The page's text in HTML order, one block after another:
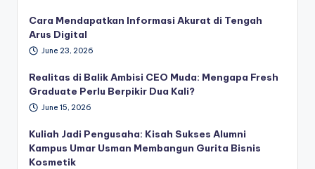
Cara Mendapatkan Informasi Akurat di Tengah
Arus Digital
June 23, 2026
Realitas di Balik Ambisi CEO Muda: Mengapa Fresh
Graduate Perlu Berpikir Dua Kali?
June 15, 2026
Kuliah Jadi Pengusaha: Kisah Sukses Alumni
Kampus Umar Usman Membangun Gurita Bisnis
Kosmetik